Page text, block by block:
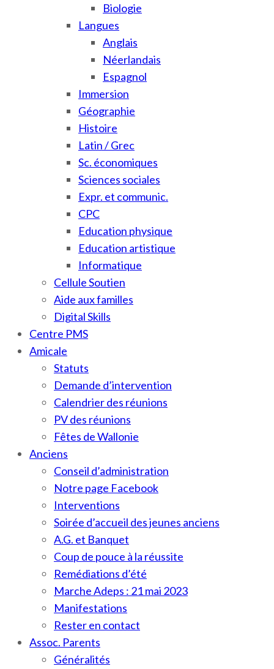
Biologie
Langues
Anglais
Néerlandais
Espagnol
Immersion
Géographie
Histoire
Latin / Grec
Sc. économiques
Sciences sociales
Expr. et communic.
CPC
Education physique
Education artistique
Informatique
Cellule Soutien
Aide aux familles
Digital Skills
Centre PMS
Amicale
Statuts
Demande d’intervention
Calendrier des réunions
PV des réunions
Fêtes de Wallonie
Anciens
Conseil d’administration
Notre page Facebook
Interventions
Soirée d’accueil des jeunes anciens
A.G. et Banquet
Coup de pouce à la réussite
Remédiations d’été
Marche Adeps : 21 mai 2023
Manifestations
Rester en contact
Assoc. Parents
Généralités